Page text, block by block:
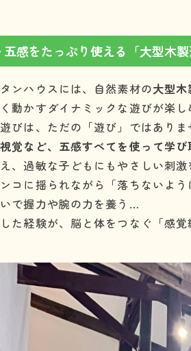
感をたっぷり使える「大型木製
ンハウスには、自然素材の大型木
動かすダイナミックな遊びが楽し
びは、ただの「遊び」ではありま
覚など、五感すべてを使って学
、過敏な子どもにもやさしい刺激
コに揺られながら「落ちないよ
で握力や腕の力を養う…
た経験が、脳と体をつなぐ「感